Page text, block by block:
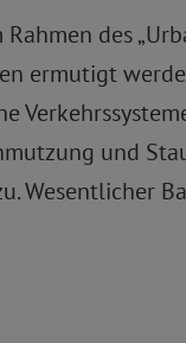
des
ermutigt
und
Wesentlicher